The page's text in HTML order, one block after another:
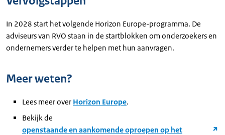
In 2028 start het volgende Horizon Europe-programma. De
adviseurs van RVO staan in de startblokken om onderzoekers en
ondernemers verder te helpen met hun aanvragen.
Meer weten?
Lees meer over Horizon Europe.
Bekijk de
openstaande en aankomende oproepen op het